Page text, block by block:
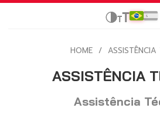
HOME / ASSISTÊNCIA
ASSISTÊNCIA
Assistência